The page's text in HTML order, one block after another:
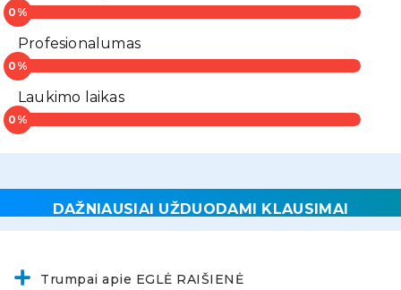
Profesionalumas
Laukimo laikas
DAŽNIAUSIAI UŽDUODAMI KLAUSIMAI
Trumpai apie EGLĖ RAIŠIENĖ